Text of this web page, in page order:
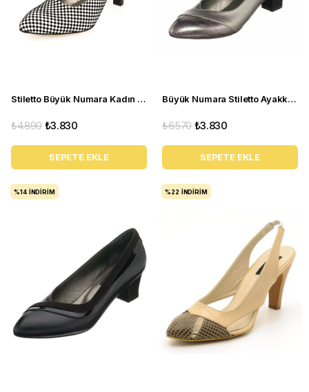
Stiletto Büyük Numara Kadın Topuklu Ayakkabı 1071 Sb
₺3.830
₺4.890
SEPETE EKLE
Büyük Numara Stiletto Ayakkabı KDR1717 Bronz
₺3.830
₺6.570
SEPETE EKLE
%14 İNDIRIM %22 İNDIRIM